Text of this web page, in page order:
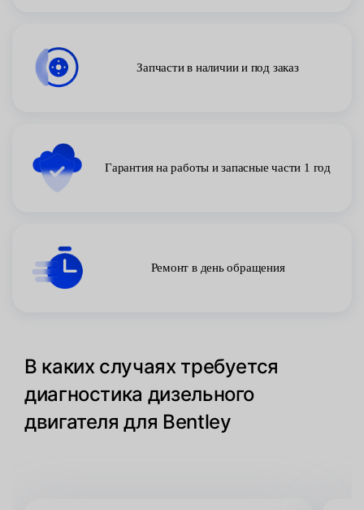
Запчасти в наличии и под заказ
Гарантия на работы и запасные части 1 год
Ремонт в день обращения
В каких случаях требуется
диагностика дизельного
двигателя для Bentley